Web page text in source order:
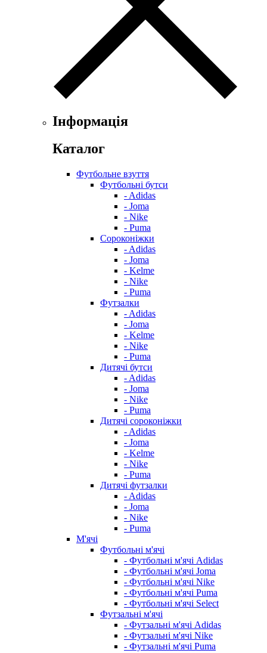
Інформація
Каталог
Футбольне взуття
Футбольні бутси
- Adidas
- Joma
- Nike
- Puma
Сороконіжки
- Adidas
- Joma
- Kelme
- Nike
- Puma
Футзалки
- Adidas
- Joma
- Kelme
- Nike
- Puma
Дитячі бутси
- Adidas
- Joma
- Nike
- Puma
Дитячі сороконіжки
- Adidas
- Joma
- Kelme
- Nike
- Puma
Дитячі футзалки
- Adidas
- Joma
- Nike
- Puma
М'ячі
Футбольні м'ячі
- Футбольні м'ячі Adidas
- Футбольні м'ячі Joma
- Футбольні м'ячі Nike
- Футбольні м'ячі Puma
- Футбольні м'ячі Select
Футзальні м'ячі
- Футзальні м'ячі Adidas
- Футзальні м'ячі Nike
- Футзальні м'ячі Puma